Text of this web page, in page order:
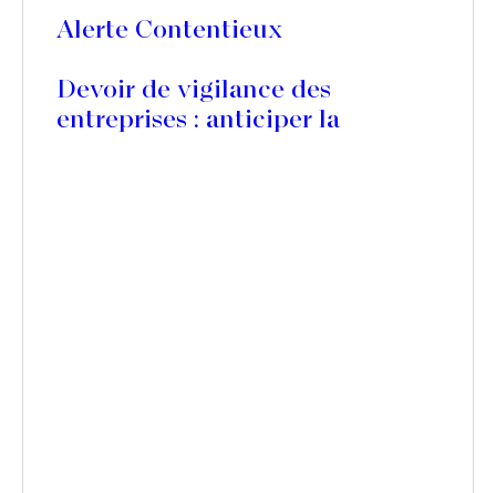
Alerte Contentieux
Devoir de vigilance des
entreprises : anticiper la